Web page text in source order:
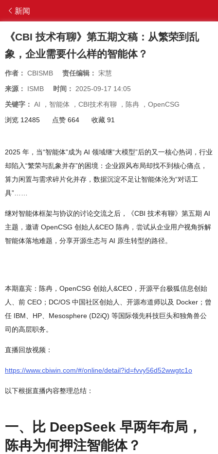
新闻
《CBI 技术有聊》第五期文稿：从繁荣到乱
象，企业需要什么样的智能体？
作者： CBISMB 责任编辑： 宋慧
来源： ISMB 时间： 2025-09-17 14:05
关键字： AI ， 智能体 ， CBI技术有聊 ， 陈冉 ， OpenCSG
浏览 12485
点赞 664 收藏 91
2025 年，当“智能体”成为 AI 领域继“大模型”后的又一核心热词，行业
却陷入“繁荣与乱象并存”的困境：企业跟风布局却找不到核心痛点，
算力闲置与需求碎片化并存，数据沉淀不足让智能体沦为“对话工
具”……
继对智能体框架与协议的讨论交流之后，《CBI 技术有聊》第五期 AI
主题，邀请 OpenCSG 创始人&CEO 陈冉，尝试从企业用户视角拆解
智能体落地难题，分享开源生态与 AI 原生转型的路径。
本期嘉宾：陈冉，OpenCSG 创始人&CEO，开源平台极狐信息创始
人、前 CEO；DC/OS 中国社区创始人、开源布道师以及 Docker；曾
任 IBM、HP、Mesosphere (D2iQ) 等国际领先科技巨头和独角兽公
司的高层职务。
直播回放视频：
https://www.cbiwin.com/#/online/detail?id=fvvy56d52wwgtc1o
以下根据直播内容整理总结：
一、比 DeepSeek 早两年布局，
陈冉为何押注智能体？